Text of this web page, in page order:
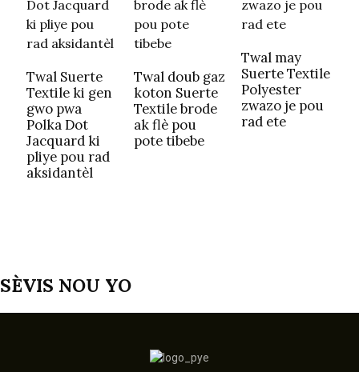
Twal Suerte
Textile ki gen
gwo pwa
Polka Dot
Jacquard ki
pliye pou rad
aksidantèl
Twal doub gaz
koton Suerte
Textile brode
ak flè pou
pote tibebe
Twal may
Suerte Textile
Polyester
zwazo je pou
rad ete
SÈVIS NOU YO